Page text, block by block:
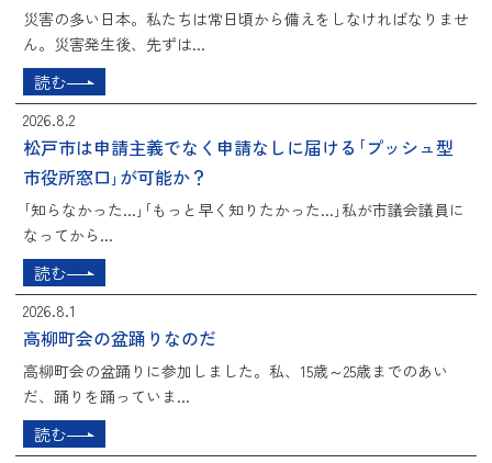
災害の多い日本。私たちは常日頃から備えをしなければなりませ
ん。災害発生後、先ずは...
読む
2026.8.2
松戸市は申請主義でなく申請なしに届ける｢プッシュ型
市役所窓口｣が可能か？
｢知らなかった...｣｢もっと早く知りたかった...｣私が市議会議員に
なってから...
読む
2026.8.1
高柳町会の盆踊りなのだ
高柳町会の盆踊りに参加しました。私、15歳～25歳までのあい
だ、踊りを踊っていま...
読む